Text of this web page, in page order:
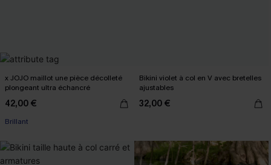
x JOJO maillot une pièce décolleté
plongeant ultra échancré
42,00 €
Brillant
Bikini violet à col en V avec bretelles
ajustables
32,00 €